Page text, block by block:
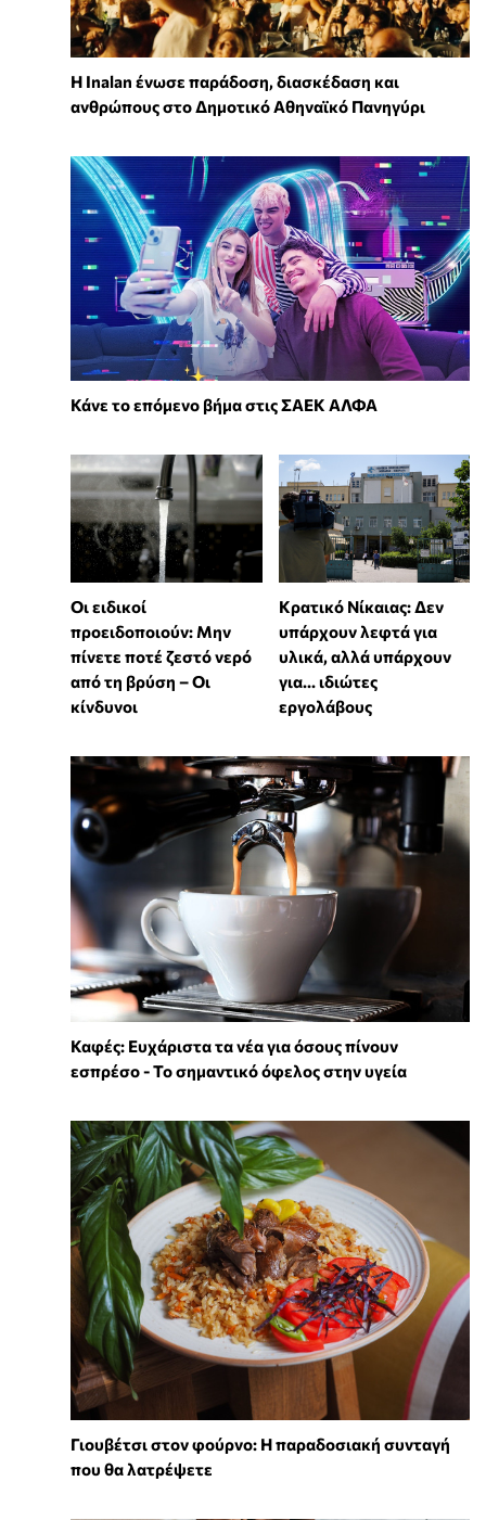
Η Inalan ένωσε παράδοση, διασκέδαση και
ανθρώπους στο Δημοτικό Αθηναϊκό Πανηγύρι
Κάνε το επόμενο βήμα στις ΣΑΕΚ ΑΛΦΑ
Οι ειδικοί
προειδοποιούν: Μην
πίνετε ποτέ ζεστό νερό
από τη βρύση – Οι
κίνδυνοι
Κρατικό Νίκαιας: Δεν
υπάρχουν λεφτά για
υλικά, αλλά υπάρχουν
για... ιδιώτες
εργολάβους
Καφές: Ευχάριστα τα νέα για όσους πίνουν
εσπρέσο - Το σημαντικό όφελος στην υγεία
Γιουβέτσι στον φούρνο: Η παραδοσιακή συνταγή
που θα λατρέψετε